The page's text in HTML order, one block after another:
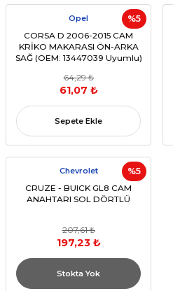
%5
Opel
CORSA D 2006-2015 CAM
KRİKO MAKARASI ÖN-ARKA
SAĞ (OEM: 13447039 Uyumlu)
64,29 ₺
61,07 ₺
Sepete Ekle
%5
Chevrolet
CRUZE - BUICK GL8 CAM
ANAHTARI SOL DÖRTLÜ
207,61 ₺
197,23 ₺
Stokta Yok